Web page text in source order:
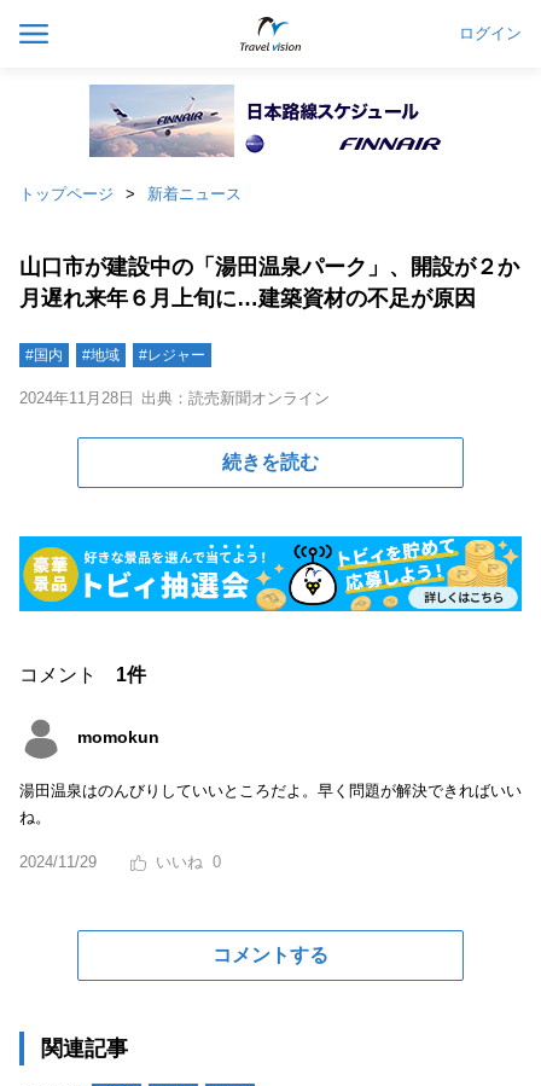
ログイン
トップページ 新着ニュース
山口市が建設中の「湯田温泉パーク」、開設が２か
月遅れ来年６月上旬に…建築資材の不足が原因
#国内 #地域 #レジャー
2024年11月28日 出典：読売新聞オンライン
続きを読む
コメント 1件
momokun
湯田温泉はのんびりしていいところだよ。早く問題が解決できればいい
ね。
2024/11/29 0
コメントする
関連記事